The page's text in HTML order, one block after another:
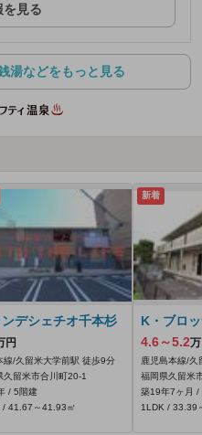
を見る
湯などをもっと見る
デシェチオ千本杉
円
線/久留米大学前駅 徒歩9分
久留米市合川町20‐1
/ 5階建
/ 41.67～41.93㎡
新着
K・ブロ
4.6～5.2
鹿児島本線/久
福岡県久留米
築19年7ヶ月 /
1LDK / 33.39